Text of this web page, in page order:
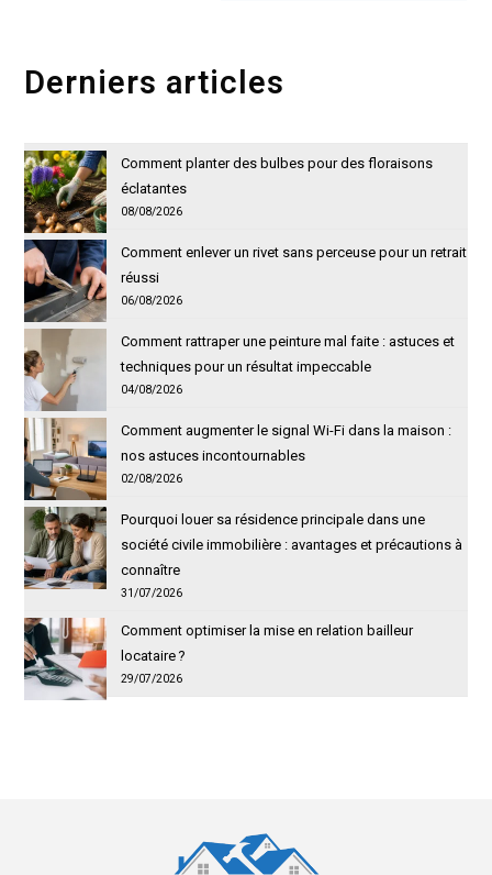
Derniers articles
Comment planter des bulbes pour des floraisons
éclatantes
08/08/2026
Comment enlever un rivet sans perceuse pour un retrait
réussi
06/08/2026
Comment rattraper une peinture mal faite : astuces et
techniques pour un résultat impeccable
04/08/2026
Comment augmenter le signal Wi-Fi dans la maison :
nos astuces incontournables
02/08/2026
Pourquoi louer sa résidence principale dans une
société civile immobilière : avantages et précautions à
connaître
31/07/2026
Comment optimiser la mise en relation bailleur
locataire ?
29/07/2026